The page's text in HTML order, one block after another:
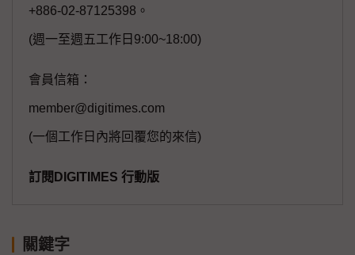
+886-02-87125398。
(週一至週五工作日9:00~18:00)
會員信箱：
member@digitimes.com
(一個工作日內將回覆您的來信)
訂閱DIGITIMES 行動版
關鍵字